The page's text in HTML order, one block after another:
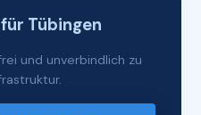
Tübingen
und unverbindlich zu